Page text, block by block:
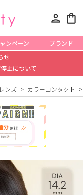
person shopping_bag
ンペーン
ブランド
せ
止について
ンズ カラーコンタクト